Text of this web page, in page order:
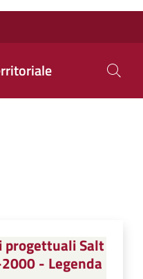
progettuali Salt
- Legenda